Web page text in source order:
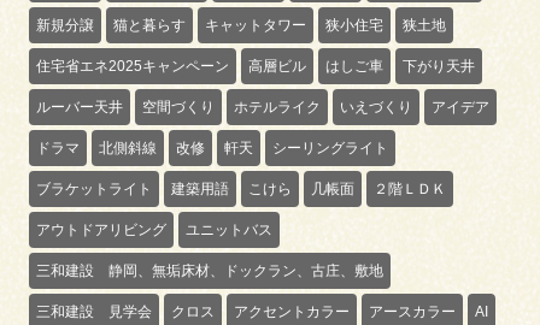
新規分譲 猫と暮らす キャットタワー 狭小住宅 狭土地
住宅省エネ2025キャンペーン 高層ビル はしご車 下がり天井
ルーバー天井 空間づくり ホテルライク いえづくり アイデア
ドラマ 北側斜線 改修 軒天 シーリングライト
ブラケットライト 建築用語 こけら 几帳面 ２階ＬＤＫ
アウトドアリビング ユニットバス
三和建設 静岡、無垢床材、ドックラン、古庄、敷地
三和建設 見学会 クロス アクセントカラー アースカラー AI